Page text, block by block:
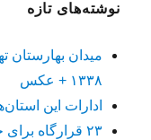
نوشته‌های تازه
۱۳۳۸ + عکس
ادارات این
۲۳ قرارگاه برای خدمت زائران + اینفوگرافیک